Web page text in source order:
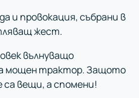
и провокация, събрани в
жест.
вълнуващо
мощен трактор. Защото
са вещи, а спомени!